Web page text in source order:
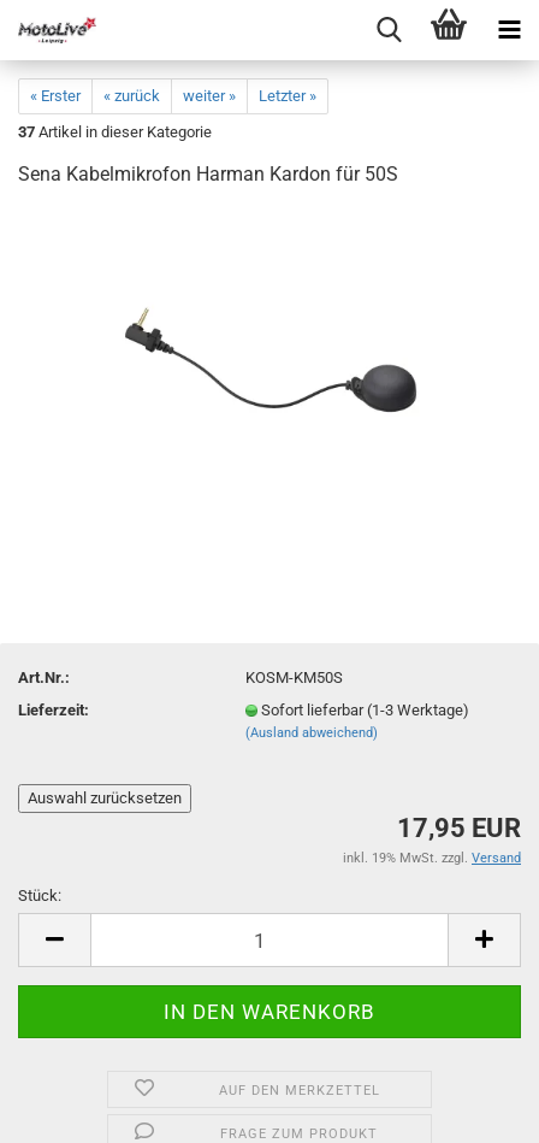
« Erster « zurück weiter »
Letzter »
37 Artikel in dieser Kategorie
Sena Kabelmikrofon Harman Kardon für 50S
Art.Nr.:
KOSM-KM50S
Lieferzeit:
Sofort lieferbar (1-3 Werktage)
(Ausland abweichend)
17,95 EUR
inkl. 19% MwSt. zzgl. Versand
Stück:
AUF DEN MERKZETTEL
FRAGE ZUM PRODUKT